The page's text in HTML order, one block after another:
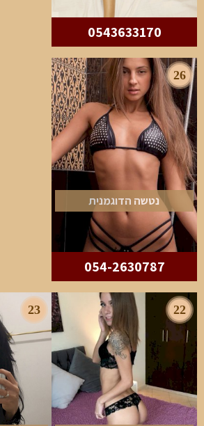
0543633170
26
נטשה הדוגמנית
054-2630787
22
23